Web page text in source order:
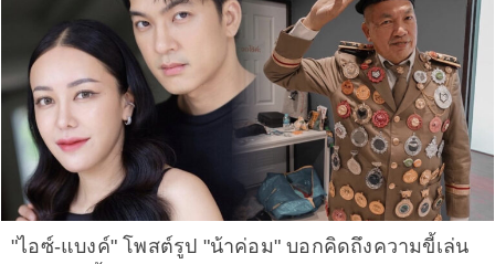
"ไอซ์-แบงค์" โพสต์รูป "น้าค่อม" บอกคิดถึงความขี้เล่น